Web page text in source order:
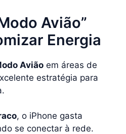
Avião”
Energia
Avião em áreas de
estratégia para
, o iPhone gasta
se conectar à rede.